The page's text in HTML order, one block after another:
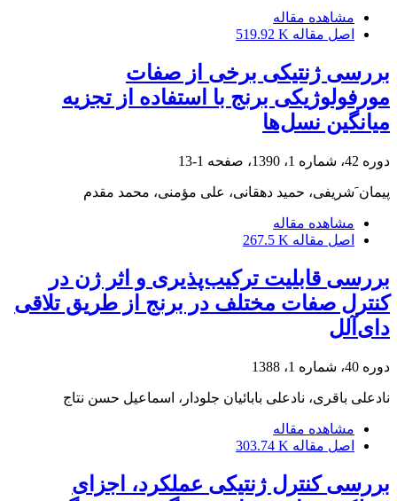
مشاهده مقاله
اصل مقاله 519.92 K
بررسی ژنتیکی برخی از صفات
مورفولوژیکی برنج با استفاده از تجزیه
میانگین نسل‌ها
دوره 42، شماره 1، 1390، صفحه 1-13
پیمان َشریفی، حمید دهقانی، علی مؤمنی، محمد مقدم
مشاهده مقاله
اصل مقاله 267.5 K
بررسی قابلیت ترکیب‌پذیری و اثر ژن در
کنترل صفات مختلف در برنج از طریق تلاقی
دای‌آلل
دوره 40، شماره 1، 1388
نادعلی باقری، نادعلی بابائیان جلودار، اسماعیل حسن نتاج
مشاهده مقاله
اصل مقاله 303.74 K
بررسی کنترل ژنتیکی عملکرد، اجزای